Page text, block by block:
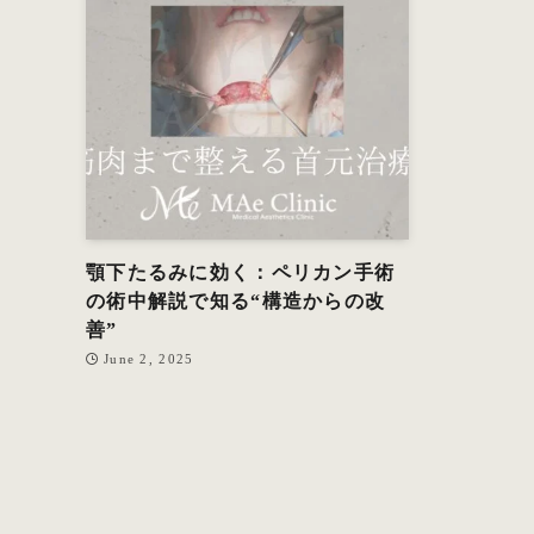
顎下たるみに効く：ペリカン手術
の術中解説で知る“構造からの改
善”
June 2, 2025